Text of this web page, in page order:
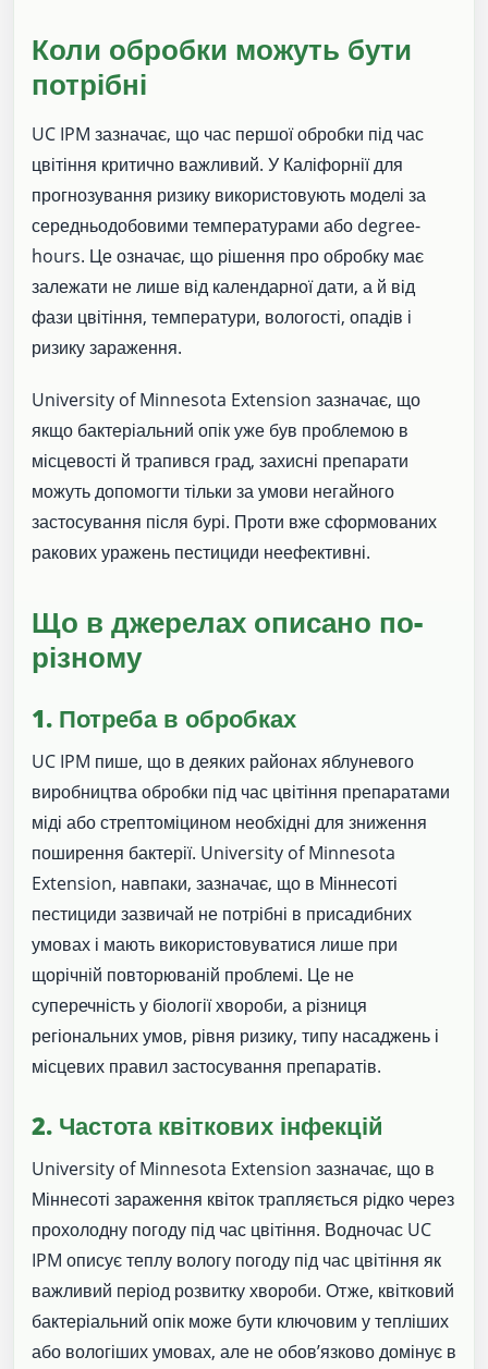
Коли обробки можуть бути
потрібні
UC IPM зазначає, що час першої обробки під час
цвітіння критично важливий. У Каліфорнії для
прогнозування ризику використовують моделі за
середньодобовими температурами або degree-
hours. Це означає, що рішення про обробку має
залежати не лише від календарної дати, а й від
фази цвітіння, температури, вологості, опадів і
ризику зараження.
University of Minnesota Extension зазначає, що
якщо бактеріальний опік уже був проблемою в
місцевості й трапився град, захисні препарати
можуть допомогти тільки за умови негайного
застосування після бурі. Проти вже сформованих
ракових уражень пестициди неефективні.
Що в джерелах описано по-
різному
1. Потреба в обробках
UC IPM пише, що в деяких районах яблуневого
виробництва обробки під час цвітіння препаратами
міді або стрептоміцином необхідні для зниження
поширення бактерії. University of Minnesota
Extension, навпаки, зазначає, що в Міннесоті
пестициди зазвичай не потрібні в присадибних
умовах і мають використовуватися лише при
щорічній повторюваній проблемі. Це не
суперечність у біології хвороби, а різниця
регіональних умов, рівня ризику, типу насаджень і
місцевих правил застосування препаратів.
2. Частота квіткових інфекцій
University of Minnesota Extension зазначає, що в
Міннесоті зараження квіток трапляється рідко через
прохолодну погоду під час цвітіння. Водночас UC
IPM описує теплу вологу погоду під час цвітіння як
важливий період розвитку хвороби. Отже, квітковий
бактеріальний опік може бути ключовим у тепліших
або вологіших умовах, але не обов’язково домінує в